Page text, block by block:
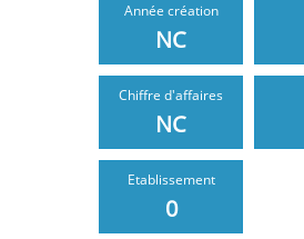
Année création
NC
Chiffre d'affaires
NC
Etablissement
0